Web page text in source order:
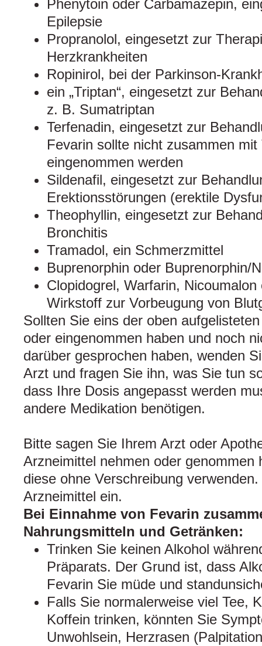
Phenytoin oder Carbamazepin,
Epilepsie
Propranolol, eingesetzt zur
Herzkrankheiten
Ropinirol, bei der Parkinson-
ein „Triptan“, eingesetzt zur
z. B. Sumatriptan
Terfenadin, eingesetzt zur
Fevarin sollte nicht zusammen mit
eingenommen werden
Sildenafil, eingesetzt zur
Erektionsstörungen (erektile
Theophyllin, eingesetzt zur
Bronchitis
Tramadol, ein Schmerzmittel
Buprenorphin oder Buprenorphin/
Clopidogrel, Warfarin,
Wirkstoff zur Vorbeugung von
Sollten Sie eins der oben
oder eingenommen haben und noch
darüber gesprochen haben, wenden
Arzt und fragen Sie ihn, was Sie tun
dass Ihre Dosis angepasst werden
andere Medikation benötigen.
Bitte sagen Sie Ihrem Arzt oder
Arzneimittel nehmen oder genommen
diese ohne Verschreibung
Arzneimittel ein.
Bei Einnahme von Fevarin
Nahrungsmitteln und Getränken:
Trinken Sie keinen Alkohol
Präparats. Der Grund ist, dass
Fevarin Sie müde und
Falls Sie normalerweise viel Tee,
Koffein trinken, könnten Sie
Unwohlsein, Herzrasen